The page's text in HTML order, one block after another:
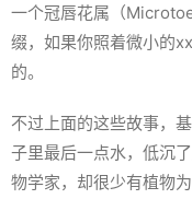
一个冠唇花属（
缀，如果你照着微小的
的。
不过上面的这些故事，
子里最后一点水，低沉
物学家，却很少有植物